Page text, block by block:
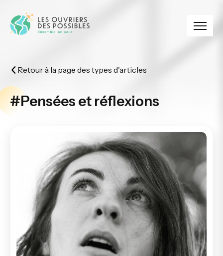
Retour à la page des types d'articles
#Pensées et réflexions